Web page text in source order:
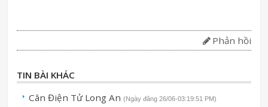
Phản hồi
TIN BÀI KHÁC
Cân Điện Tử Long An (Ngày đăng 26/06-03:19:51 PM)